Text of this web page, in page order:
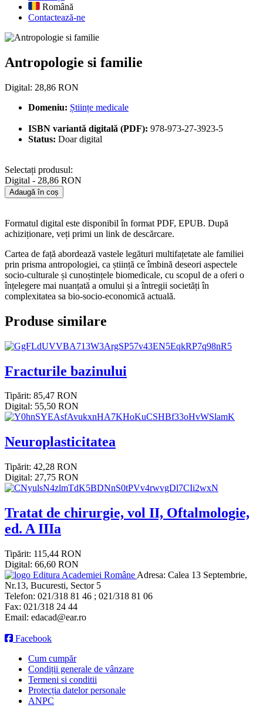
Română
Contactează-ne
Antropologie si familie
Antropologie si familie
Digital: 28,86 RON
Domeniu: Științe medicale
ISBN variantă digitală (PDF): 978-973-27-3923-5
Status: Doar digital
Selectați produsul:
Digital - 28,86 RON
Adaugă în coș
Formatul digital este disponibil în format PDF, EPUB. După
achiziționare, veți primi un link de descărcare.
Cartea de față abordează vastele legături multifațetate ale familiei
prin prisma antropologiei, ca știință ce îmbină deseori aspectele
socio-culturale și cunoștințele biomedicale, cu scopul de a oferi o
înțelegere mai nuanțată a omului și a întregii societăți în
complexitatea sa bio-socio-economică actuală.
Produse similare
Fracturile bazinului
Tipărit: 85,47 RON
Digital: 55,50 RON
Neuroplasticitatea
Tipărit: 42,28 RON
Digital: 27,75 RON
Tratat de chirurgie, vol II, Oftalmologie,
ed. A IIIa
Tipărit: 115,44 RON
Digital: 66,60 RON
Editura Academiei Române Adresa: Calea 13 Septembrie,
Nr.13, Bucuresti, Sector 5
Telefon: 021/318 81 46 ; 021/318 81 06
Fax: 021/318 24 44
Email: edacad@ear.ro
Facebook
Cum cumpăr
Condiții generale de vânzare
Termeni si conditii
Protecția datelor personale
ANPC